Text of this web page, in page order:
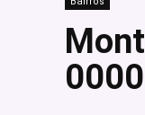
0000